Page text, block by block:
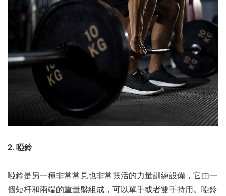
2. 啞鈴
啞鈴是另一種非常常見也非常靈活的力量訓練設備，它由一
個短杆和兩端的重量盤組成，可以單手或者雙手持用。啞鈴